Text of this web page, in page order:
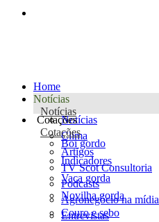
Home
Notícias
Notícias
Notícias
Clima
Artigos
TV Scot Consultoria
Podcasts
Agronegócio na mídia
Entrevistas
Cotações
Cotações
Boi gordo
Indicadores
Vaca gorda
Novilha gorda
Couro e sebo